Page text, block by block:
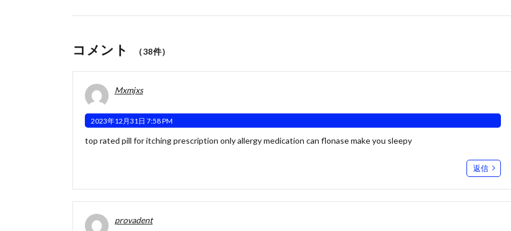
コメント （38件）
Mxmjxs
2023年12月31日 7:58 PM
top rated pill for itchingprescription only allergy medication can flonase make you sleepy
返信
provadent